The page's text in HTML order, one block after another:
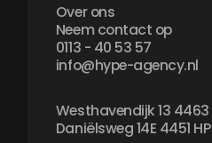
Over ons
Neem contact op
0113 - 40 53 57
info@hype-agency.nl
Westhavendijk 13 4463
Daniëlsweg 14E 4451